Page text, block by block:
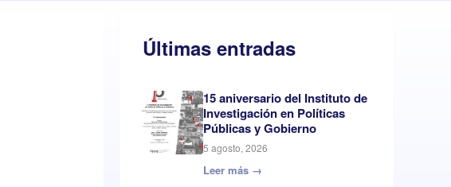
Últimas entradas
15 aniversario del Instituto de
Investigación en Políticas
Públicas y Gobierno
5 agosto, 2026
Leer más →